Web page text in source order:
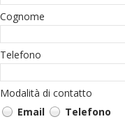
Cognome
Telefono
Modalità di contatto
Email
Telefono